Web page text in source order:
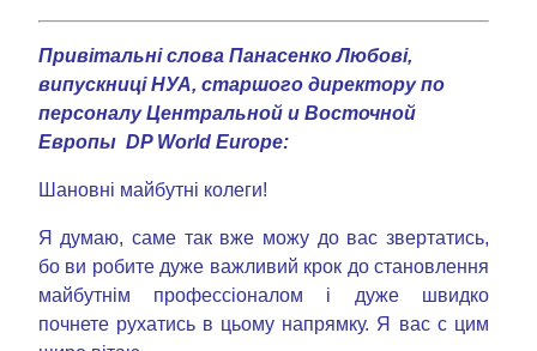
Привітальні слова Панасенко Любові,
випускниці НУА, старшого директору по
персоналуЦентральной и Восточной
Европы DP World Europe:
Шановні майбутні колеги!
Я думаю, саме так вже можу до вас звертатись,
бо ви робите дуже важливий крок до становлення
майбутнім профессіоналом і дуже швидко
почнете рухатись в цьому напрямку. Я вас с цим